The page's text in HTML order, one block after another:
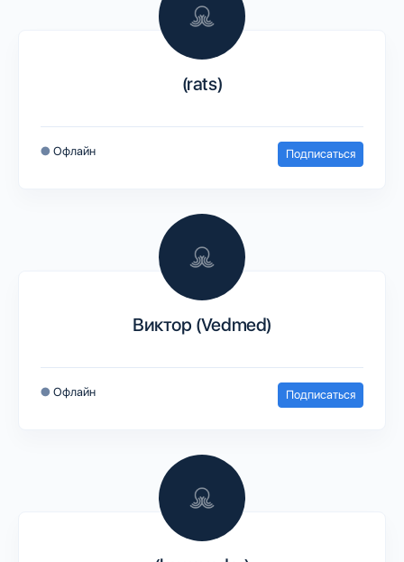
(rats)
● Офлайн Подписаться
Виктор (Vedmed)
● Офлайн Подписаться